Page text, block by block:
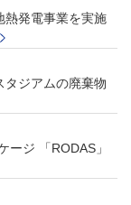
熱発電事業を実施
タジアムの廃棄物
ージ 「RODAS」